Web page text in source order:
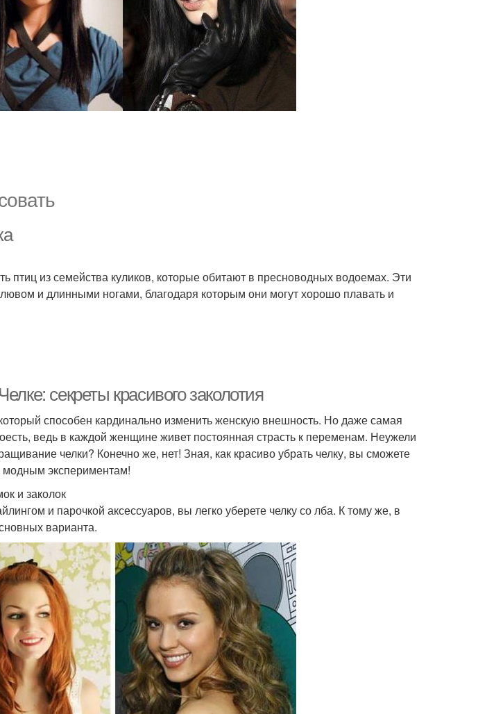
птиц из семейства куликов, которые обитают в пресноводных водоемах. Эти
и длинными ногами, благодаря которым они могут хорошо плавать и
секреты красивого заколотия
способен кардинально изменить женскую внешность. Но даже самая
ведь в каждой женщине живет постоянная страсть к переменам. Неужели
челки? Конечно же, нет! Зная, как красиво убрать челку, вы сможете
модным экспериментам!
и заколок
и парочкой аксессуаров, вы легко уберете челку со лба. К тому же, в
варианта.